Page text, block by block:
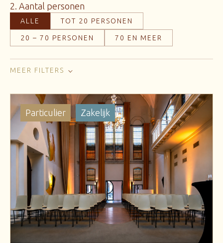
2. Aantal personen
TOT 20 PERSONEN
20 – 70 PERSONEN 70 EN MEER
ALLE
MEER FILTERS
Particulier Zakelijk